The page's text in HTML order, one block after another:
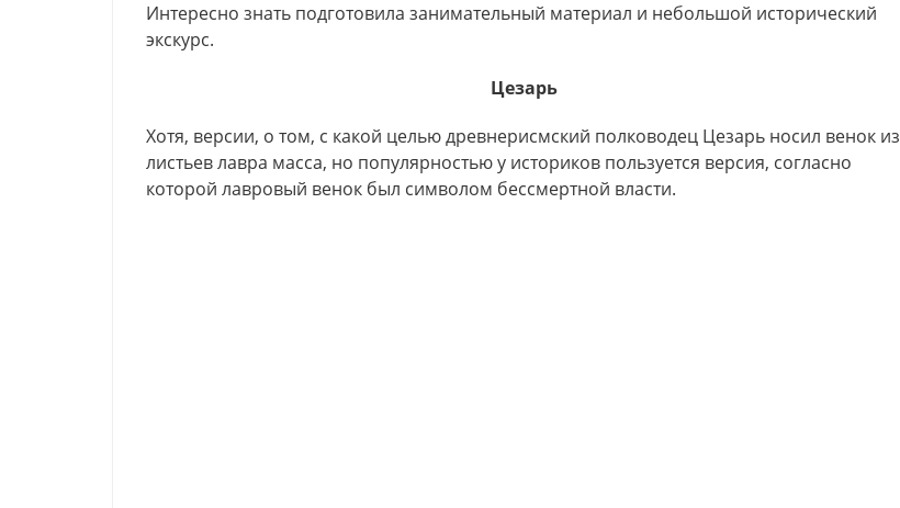
Интересно знать подготовила занимательный материал и небольшой исторический
экскурс.
Цезарь
Хотя, версии, о том, с какой целью древнерисмский полководец Цезарь носил венок из
листьев лавра масса, но популярностью у историков пользуется версия, согласно
которой лавровый венок был символом бессмертной власти.